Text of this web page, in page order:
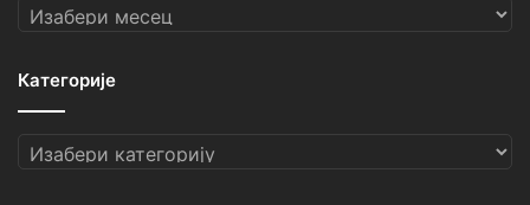
Архиве
Категорије
Категорије